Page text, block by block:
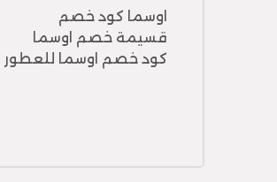
اوسما كود خصم
قسيمة خصم اوسما
كود خصم اوسما للعطور